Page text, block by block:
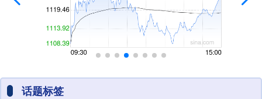
话题标签